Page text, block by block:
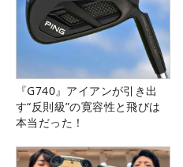
『G740』アイアンが引き出
す“反則級”の寛容性と飛びは
本当だった！